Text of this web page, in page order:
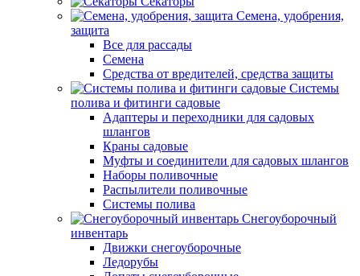
Семена, удобрения,
защита
Все для рассады
Семена
Средства от вредителей, средства защиты
Системы
полива и фитинги садовые
Адаптеры и переходники для садовых
шлангов
Краны садовые
Муфты и соединители для садовых шлангов
Наборы поливочные
Распылители поливочные
Системы полива
Снегоуборочный
инвентарь
Движки снегоуборочные
Ледорубы